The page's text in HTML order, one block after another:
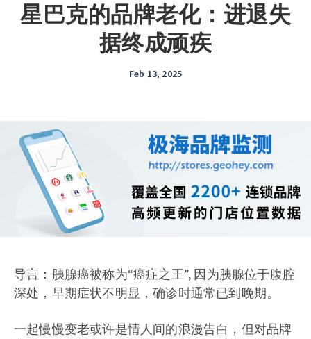
星巴克的品牌老化：进退失
据终成顽疾
Feb 13, 2025
导言：胰腺癌被称为“癌症之王”, 因为胰腺位于腹腔
深处，早期症状不明显，确诊时通常已到晚期。
一起慢慢变老或许是情人间的浪漫告白，但对品牌